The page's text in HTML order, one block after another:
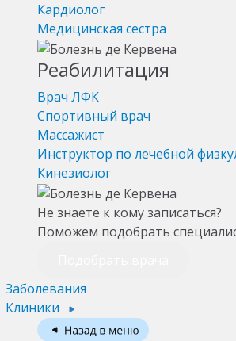
Кардиолог
Медицинская сестра
Реабилитация
Врач ЛФК
Спортивный врач
Массажист
Инструктор по лечебной
Кинезиолог
Не знаете к кому записаться?
Поможем подобрать
Заболевания
Клиники